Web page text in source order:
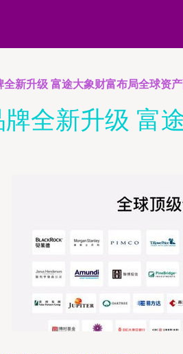
全新升级 富途大象财富布局全球资
全新升级 富